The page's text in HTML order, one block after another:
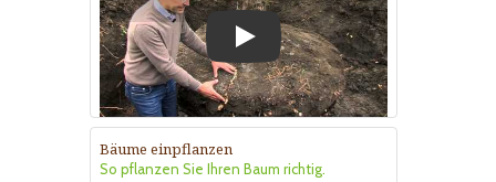
Play
Bäume einpflanzen
So pflanzen Sie Ihren Baum richtig.